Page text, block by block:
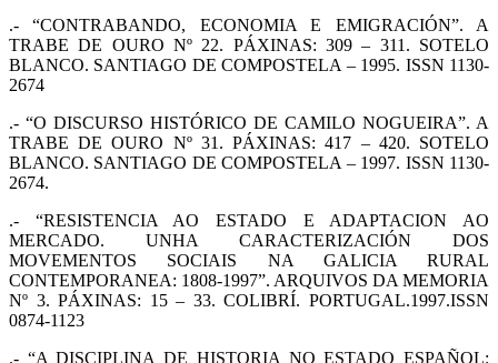
.- “CONTRABANDO, ECONOMIA E EMIGRACIÓN”. A
TRABE DE OURO Nº 22. PÁXINAS: 309 – 311. SOTELO
BLANCO. SANTIAGO DE COMPOSTELA – 1995. ISSN 1130-
2674
.- “O DISCURSO HISTÓRICO DE CAMILO NOGUEIRA”. A
TRABE DE OURO Nº 31. PÁXINAS: 417 – 420. SOTELO
BLANCO. SANTIAGO DE COMPOSTELA – 1997. ISSN 1130-
2674.
.- “RESISTENCIA AO ESTADO E ADAPTACION AO
MERCADO. UNHA CARACTERIZACIÓN DOS
MOVEMENTOS SOCIAIS NA GALICIA RURAL
CONTEMPORANEA: 1808-1997”. ARQUIVOS DA MEMORIA
Nº 3. PÁXINAS: 15 – 33. COLIBRÍ. PORTUGAL.1997.ISSN
0874-1123
.- “A DISCIPLINA DE HISTORIA NO ESTADO ESPAÑOL: